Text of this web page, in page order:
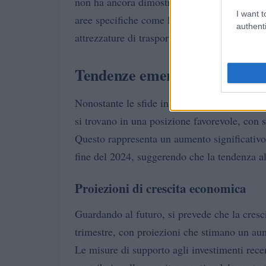
I want
aree specifiche come le attrezzature
attrezzature di trasporto (esclusi gli
Tendenze emergenti e
Nonostante le sfide in corso, l’indagine
si trovano in una posizione favorevole, con
Questo rappresenta un aumento
fine del 2024, suggerendo che la tendenza
Proiezioni di crescita economica
Guardando al futuro, si prevede che la
trimestre, con proiezioni che stimano un
Le misure di supporto agli investimenti